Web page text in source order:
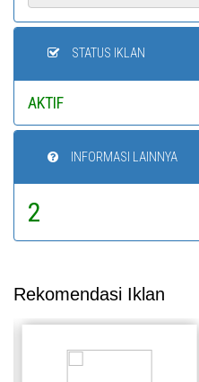
STATUS IKLAN
AKTIF
INFORMASI LAINNYA
2
Rekomendasi Iklan
Rumah